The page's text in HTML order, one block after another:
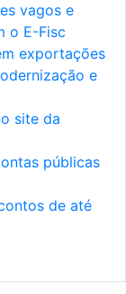
vagos e
o E-Fisc
exportações
e
site da
públicas
de até